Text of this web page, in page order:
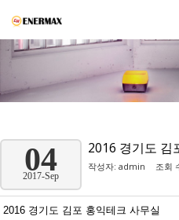
04
2017-Sep
2016 경기도 김
작성자: admin 조회
2016 경기도 김포 홍익테크 사무실